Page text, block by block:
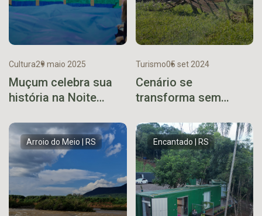
Cultura29 maio 2025
Muçum celebra sua
história na Noite
Turismo05 set 2024
Cenário se
transforma sem
Antas
Arroio do Meio | RS Encantado | RS